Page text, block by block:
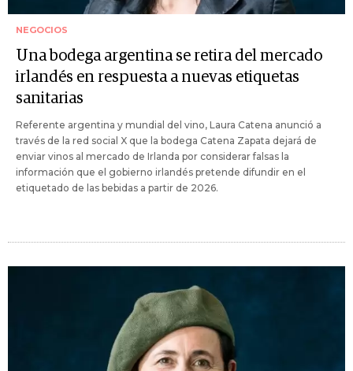
NEGOCIOS
Una bodega argentina se retira del mercado
irlandés en respuesta a nuevas etiquetas
sanitarias
Referente argentina y mundial del vino, Laura Catena anunció a
través de la red social X que la bodega Catena Zapata dejará de
enviar vinos al mercado de Irlanda por considerar falsas la
información que el gobierno irlandés pretende difundir en el
etiquetado de las bebidas a partir de 2026.